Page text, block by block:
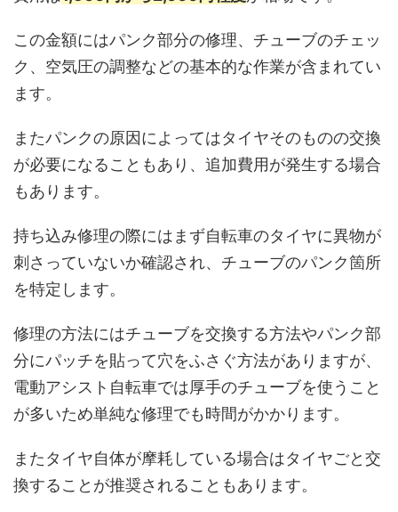
この金額にはパンク部分の修理、チューブのチェッ
ク、空気圧の調整などの基本的な作業が含まれてい
ます。
またパンクの原因によってはタイヤそのものの交換
が必要になることもあり、追加費用が発生する場合
もあります。
持ち込み修理の際にはまず自転車のタイヤに異物が
刺さっていないか確認され、チューブのパンク箇所
を特定します。
修理の方法にはチューブを交換する方法やパンク部
分にパッチを貼って穴をふさぐ方法がありますが、
電動アシスト自転車では厚手のチューブを使うこと
が多いため単純な修理でも時間がかかります。
またタイヤ自体が摩耗している場合はタイヤごと交
換することが推奨されることもあります。